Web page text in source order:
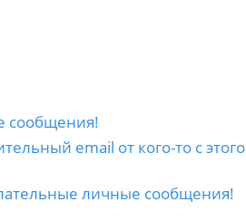
сообщения!
email от кого-то с этого
личные сообщения!